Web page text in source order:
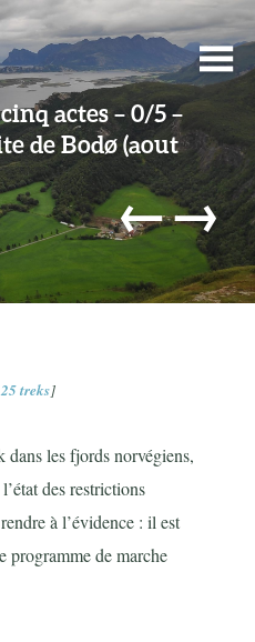
actes – 0/5 –
de Bodø (aout
←→
treks]
les fjords norvégiens,
des restrictions
à l’évidence : il est
programme de marche